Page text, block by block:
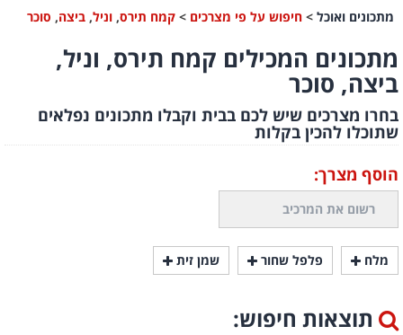
מתכונים ואוכל > חיפוש על פי מצרכים > קמח תירס, וניל, ביצה, סוכר
מתכונים המכילים קמח תירס, וניל,
ביצה, סוכר
בחרו מצרכים שיש לכם בבית וקבלו מתכונים נפלאים
שתוכלו להכין בקלות
הוסף מצרך:
מלח פלפל שחור שמן זית
תוצאות חיפוש: